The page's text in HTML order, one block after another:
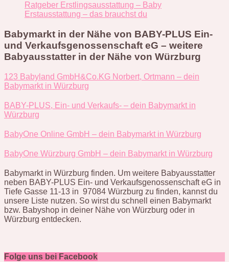
Ratgeber Erstlingsausstattung – Baby
Erstausstattung – das brauchst du
Babymarkt in der Nähe von BABY-PLUS Ein-
und Verkaufsgenossenschaft eG – weitere
Babyausstatter in der Nähe von Würzburg
123 Babyland GmbH&Co.KG Norbert, Ortmann – dein
Babymarkt in Würzburg
BABY-PLUS, Ein- und Verkaufs- – dein Babymarkt in
Würzburg
BabyOne Online GmbH – dein Babymarkt in Würzburg
BabyOne Würzburg GmbH – dein Babymarkt in Würzburg
Babymarkt in Würzburg finden. Um weitere Babyausstatter
neben BABY-PLUS Ein- und Verkaufsgenossenschaft eG in
Tiefe Gasse 11-13 in 97084 Würzburg zu finden, kannst du
unsere Liste nutzen. So wirst du schnell einen Babymarkt
bzw. Babyshop in deiner Nähe von Würzburg oder in
Würzburg entdecken.
Folge uns bei Facebook